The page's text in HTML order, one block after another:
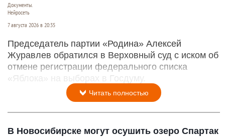
Документы.
Нейросеть
7 августа 2026 в 20:35
Председатель партии «Родина» Алексей
Журавлев обратился в Верховный суд с иском об
отмене регистрации федерального списка
«Яблока» на выборах в Госдуму.
Читать полностью
В Новосибирске могут осушить озеро Спартак